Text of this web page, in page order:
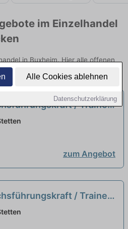
Alle Cookies ablehnen
Datenschutzerklärung
im Einzelhandel
in Buxheim. Hier alle offenen
und Handel vergleichen.
/ Trainee
w/d)...
zum Angebot
/ Trainee
w/d)